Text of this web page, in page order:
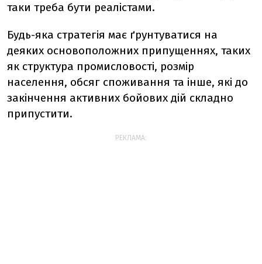
таки треба бути реалістами.
Будь-яка стратегія має ґрунтуватися на
деяких основоположних припущеннях, таких
як структура промисловості, розмір
населення, обсяг споживання та інше, які до
закінчення активних бойових дій складно
припустити.
РЕКЛАМА: